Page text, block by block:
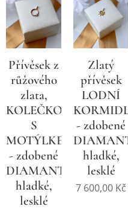
Přívěsek z
růžového
zlata,
KOLEČKO
S
MOTÝLKEM
- zdobené
DIAMANTY,
hladké,
lesklé
Zlatý
přívěsek
LODNÍ
- zdobené
hladké,
lesklé
7 600,00 Kč